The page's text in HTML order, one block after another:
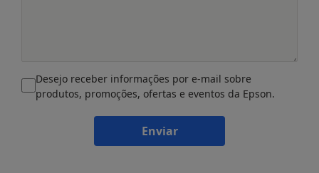
Desejo receber informações por e-mail sobre
produtos, promoções, ofertas e eventos da Epson.
Enviar